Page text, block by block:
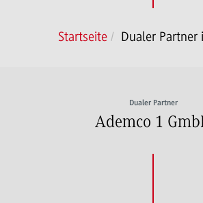
Startseite Dualer Partner
Dualer Partner
Ademco 1